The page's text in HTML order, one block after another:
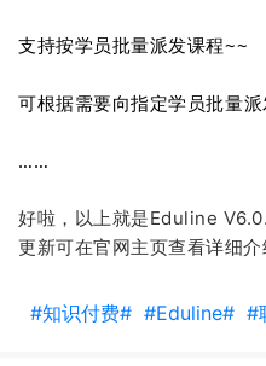
支持按学员批量派发课程~~
可根据需要向指定学员批量
……
好啦，以上就是Eduline
更新可在官网主页查看详细介
#知识付费# #Eduline# #